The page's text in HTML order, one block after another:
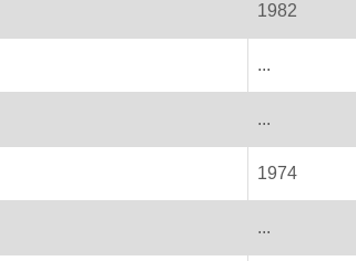
1982
...
...
1974
...